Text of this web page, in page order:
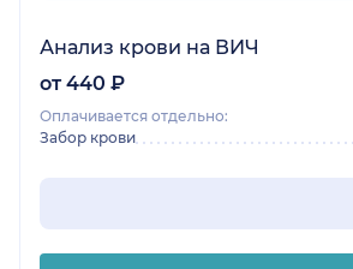
Анализ крови на ВИЧ
от 440 ₽
Оплачивается отдельно:
Забор крови